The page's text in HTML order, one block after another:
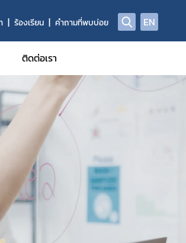
ร้องเรียน คำถามที่พบบ่อย EN
ลิตภัณฑ์วัตถุอันตราย
าข้อมูลการแจ้งข้อเท็จจริงวัตถุอันตรายชนิดที่ 1
หาข้อมูลทะเบียนวัตถุอันตราย
การรับรอง GMP
ที่ผลิต นำเข้า ส่งออก ครอบครอง (ผู้ให้บริการรั
อผู้ควบคุมการใช้วัตถุอันตรายเพื่อใช้รับจ้างกำจัดแ
ติดต่อเรา